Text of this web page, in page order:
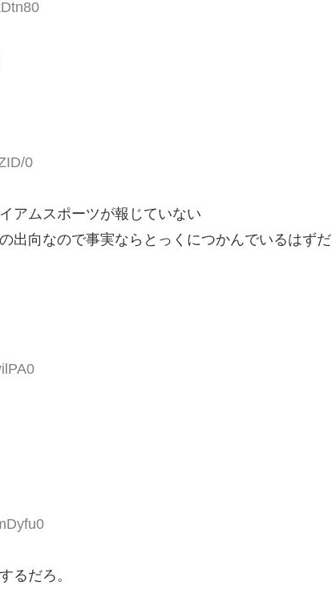
0
アムスポーツが報じていない
出向なので事実ならとっくにつかんでいるはずだ
るだろ。